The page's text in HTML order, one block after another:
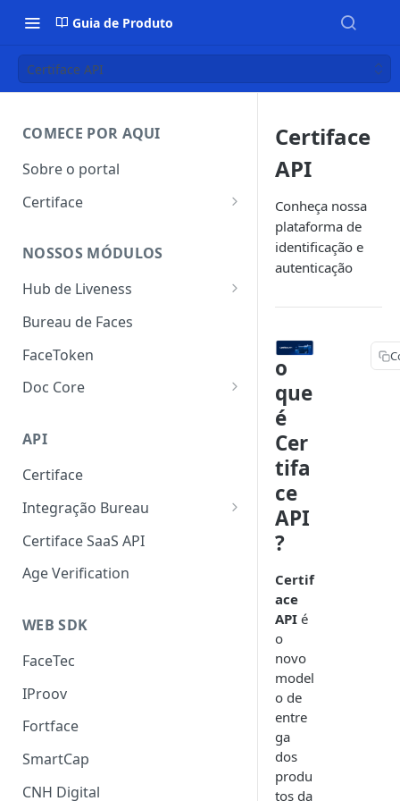
Guia de Produto
Certiface API
COMECE POR AQUI
Sobre o portal
Certiface
Certiface AT
NOSSOS MÓDULOS
Hub de Liveness
Liveness Ativo
Liveness Passivo
Liveness Híbrido
Bureau de Faces
FaceToken
Doc Core
OCR
FaceMatch
Autenticação de Docs
API
Certiface
Integração Bureau
Consulta por Aderência
Certiface Risk Detection
Certiface SaaS API
Age Verification
WEB SDK
FaceTec
IProov
Fortface
SmartCap
CNH Digital
Certiface
API
Conheça nossa
plataforma de
identificação e
autenticação
o
que
é
Cer
tifa
ce
API
?
Certif
ace
API é
o
novo
model
o de
entre
ga
dos
produ
tos da